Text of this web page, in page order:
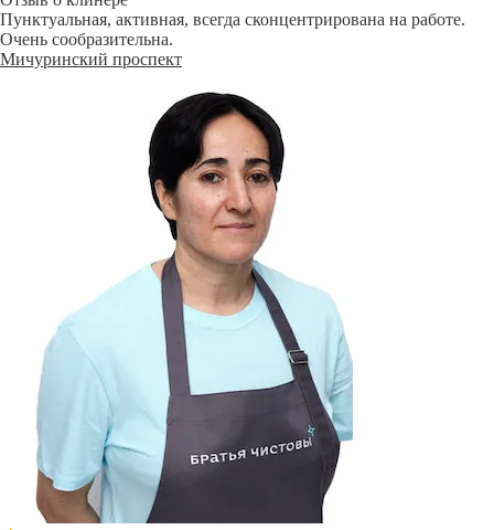
Пунктуальная, активная, всегда сконцентрирована на работе.
Очень сообразительна.
Мичуринский проспект